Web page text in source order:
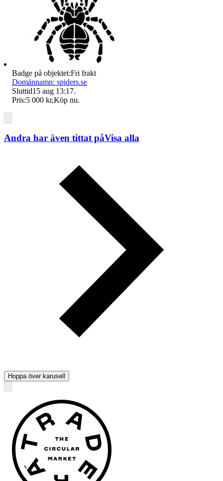
Badge på objektet:Fri frakt
Domännamn: spiders.se
Sluttid15 aug 13:17.
Pris:5 000 kr,Köp nu.
Andra har även tittat påVisa alla
Hoppa över karusell